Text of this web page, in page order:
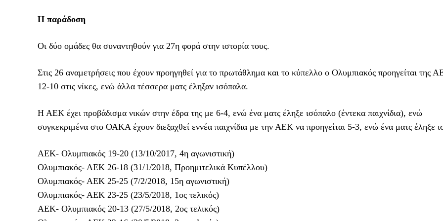
Η παράδοση
Οι δύο ομάδες θα συναντηθούν για 27η φορά στην ιστορία τους.
Στις 26 αναμετρήσεις που έχουν προηγηθεί για το πρωτάθλημα και το κύπελλο ο Ολυμπιακός προηγείται της
12-10 στις νίκες, ενώ άλλα τέσσερα ματς έληξαν ισόπαλα.
Η ΑΕΚ έχει προβάδισμα νικών στην έδρα της με 6-4, ενώ ένα ματς έληξε ισόπαλο (έντεκα παιχνίδια), ενώ
συγκεκριμένα στο ΟΑΚΑ έχουν διεξαχθεί εννέα παιχνίδια με την ΑΕΚ να προηγείται 5-3, ενώ ένα ματς έληξε
ΑΕΚ- Ολυμπιακός 19-20 (13/10/2017, 4η αγωνιστική)
Ολυμπιακός- ΑΕΚ 26-18 (31/1/2018, Προημιτελικά Κυπέλλου)
Ολυμπιακός- ΑΕΚ 25-25 (7/2/2018, 15η αγωνιστική)
Ολυμπιακός- ΑΕΚ 23-25 (23/5/2018, 1ος τελικός)
ΑΕΚ- Ολυμπιακός 20-13 (27/5/2018, 2ος τελικός)